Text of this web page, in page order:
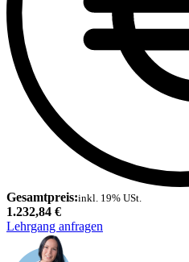
Gesamtpreis:inkl. 19% USt.
1.232,84 €
Lehrgang anfragen